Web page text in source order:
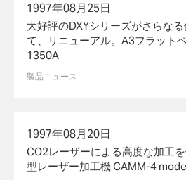
1997年08月25日
大好評のDXYシリーズがさらな
て、リニューアル。A3フラット
1350A
製品ニュース
1997年08月20日
CO2レーザーによる高度な加工
型レーザー加工機 CAMM-4